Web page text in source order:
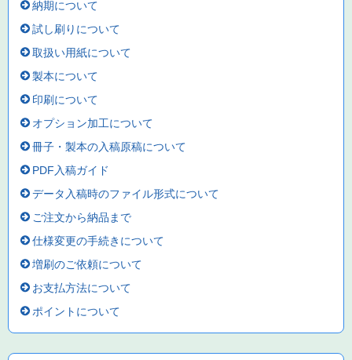
納期について
試し刷りについて
取扱い用紙について
製本について
印刷について
オプション加工について
冊子・製本の入稿原稿について
PDF入稿ガイド
データ入稿時のファイル形式について
ご注文から納品まで
仕様変更の手続きについて
増刷のご依頼について
お支払方法について
ポイントについて